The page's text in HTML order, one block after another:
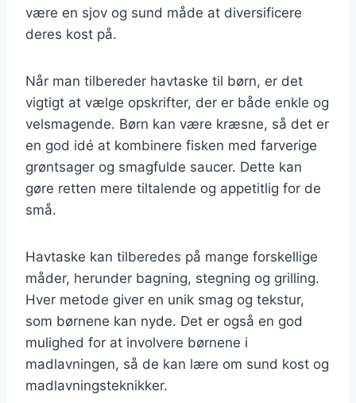
være en sjov og sund måde at diversificere
deres kost på.
Når man tilbereder havtaske til børn, er det
vigtigt at vælge opskrifter, der er både enkle og
velsmagende. Børn kan være kræsne, så det er
en god idé at kombinere fisken med farverige
grøntsager og smagfulde saucer. Dette kan
gøre retten mere tiltalende og appetitlig for de
små.
Havtaske kan tilberedes på mange forskellige
måder, herunder bagning, stegning og grilling.
Hver metode giver en unik smag og tekstur,
som børnene kan nyde. Det er også en god
mulighed for at involvere børnene i
madlavningen, så de kan lære om sund kost og
madlavningsteknikker.